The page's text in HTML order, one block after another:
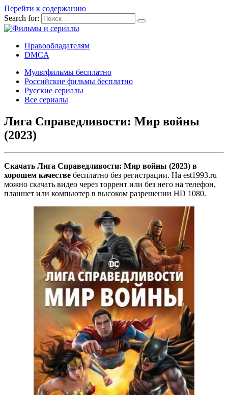
Перейти к содержанию
Search for:
Правообладателям
DMCA
Мультфильмы бесплатно
Российские фильмы бесплатно
Русские сериалы
Все сериалы
Лига Справедливости: Мир войны
(2023)
Скачать Лига Справедливости: Мир войны (2023) в
хорошем качестве бесплатно без регистрации. На est1993.ru
можно скачать видео через торрент или без него на телефон,
планшет или компьютер в высоком разрешении HD 1080.